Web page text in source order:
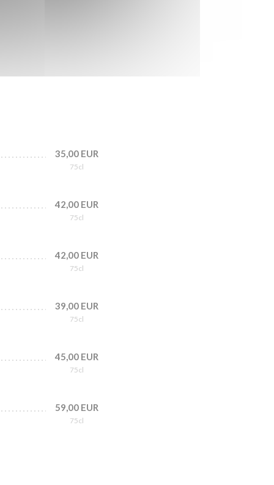
35,00 EUR
75cl
42,00 EUR
75cl
42,00 EUR
75cl
39,00 EUR
75cl
45,00 EUR
75cl
59,00 EUR
75cl